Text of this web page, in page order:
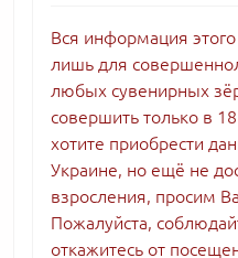
Вся информация
лишь для
любых сувенирных
совершить только в
хотите приобрести
Украине, но ещё не
взросления, просим
Пожалуйста,
откажитесь от